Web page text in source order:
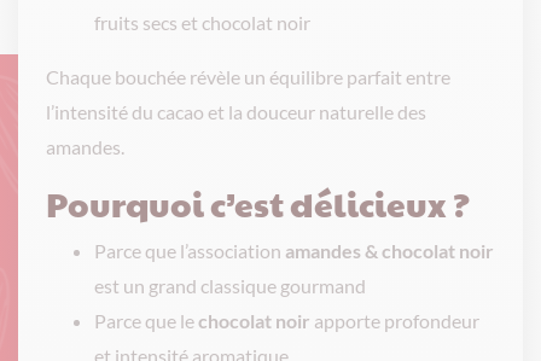
fruits secs et chocolat noir
Chaque bouchée révèle un équilibre parfait entre
l’intensité du cacao et la douceur naturelle des
amandes.
Pourquoi c’est délicieux ?
Parce que l’association amandes & chocolat noir
est un grand classique gourmand
Parce que lechocolat noir apporte profondeur
et intensité aromatique